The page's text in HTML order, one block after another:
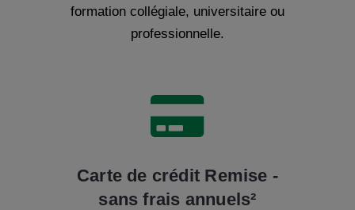
formation collégiale, universitaire ou
professionnelle.

Carte de crédit Remise -
sans frais annuels²